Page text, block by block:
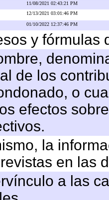
11/08/2021 02:43:21 PM
12/13/2021 03:01:46 PM
01/10/2022 12:37:46 PM
y fórmulas
de los
o
efectos
la
en las
a las